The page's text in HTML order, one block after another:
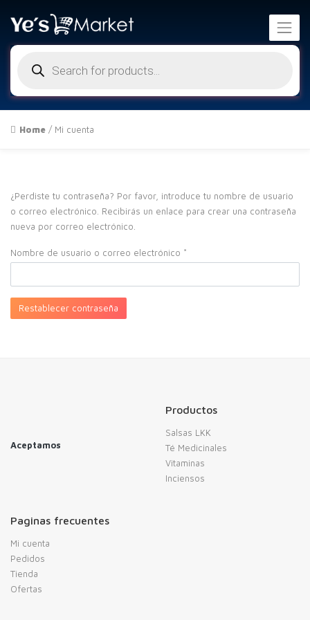
productos
Home / Mi cuenta
¿Perdiste tu contraseña? Por favor, introduce tu nombre de usuario
o correo electrónico. Recibirás un enlace para crear una contraseña
nueva por correo electrónico.
Nombre de usuario o correo electrónico *
Restablecer contraseña
Aceptamos
Productos
Salsas LKK
Té Medicinales
Vitaminas
Inciensos
Paginas frecuentes
Mi cuenta
Pedidos
Tienda
Ofertas